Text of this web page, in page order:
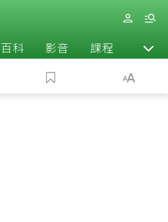
百科 影音 課程 退休